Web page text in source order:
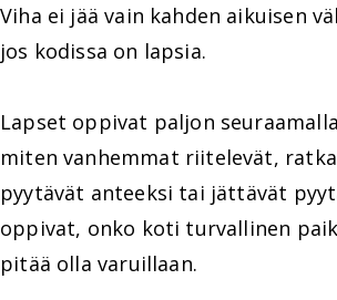
Viha ei jää vain kahden aikuisen
jos kodissa on lapsia.
Lapset oppivat paljon
miten vanhemmat riitelevät,
pyytävät anteeksi tai jättävät
oppivat, onko koti turvallinen
pitää olla varuillaan.